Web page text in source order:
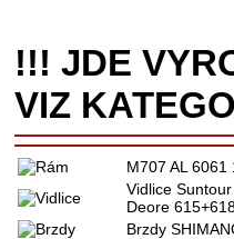
!!! JDE
VIZ
M707 AL 6061
Vidlice
Deore
Brzdy